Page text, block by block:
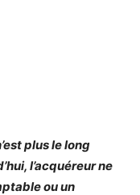
plus le long
l’acquéreur ne
ou un